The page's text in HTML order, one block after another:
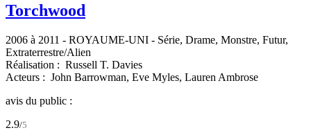
Torchwood
2006 à 2011 - ROYAUME-UNI - Série, Drame, Monstre, Futur,
Extraterrestre/Alien
Réalisation : Russell T. Davies
Acteurs : John Barrowman, Eve Myles, Lauren Ambrose
avis du public :
2.9/5